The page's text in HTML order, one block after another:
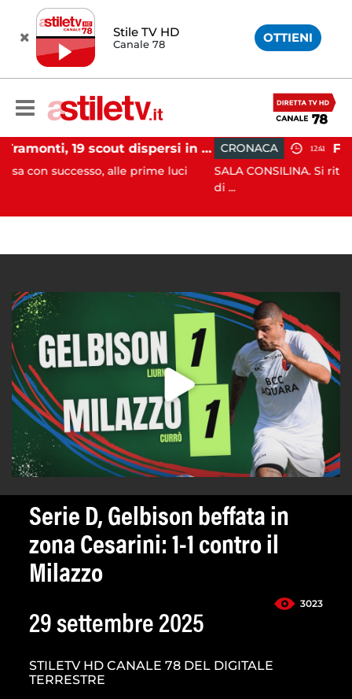
Stile TV HD
Canale 78 OTTIENI
Tramonti, 19 scout dispersi in montagna salvati dai vigili del fuoco
alle prime luci
CRONACA 12:41
SALA CONSILINA. Si ritrovano
Serie D, Gelbison beffata in
zona Cesarini: 1-1 contro il
Milazzo
3023
29 settembre 2025
STILETV HD CANALE 78 DEL DIGITALE
TERRESTRE